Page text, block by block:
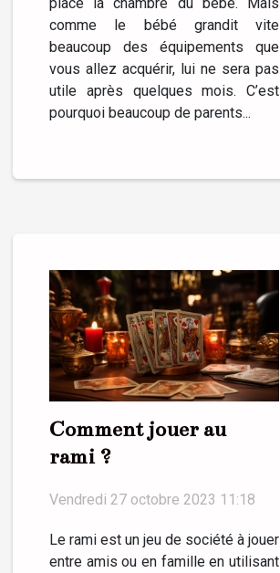
comme le bébé grandit vite
beaucoup des équipements que
vous allez acquérir, lui ne sera pas
utile après quelques mois. C’est
pourquoi beaucoup de parents...
Comment jouer au
rami ?
Vendredi 27 octobre 2023 11:18
Le rami est un jeu de société à jouer
entre amis ou en famille en utilisant